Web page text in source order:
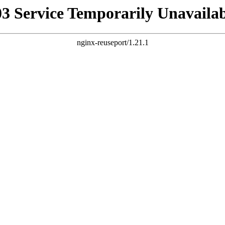
Service Temporarily
nginx-reuseport/1.21.1